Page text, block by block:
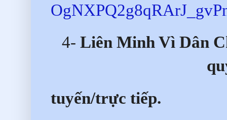
4- Liên Minh Vì Dân
tuyến/trực tiếp.